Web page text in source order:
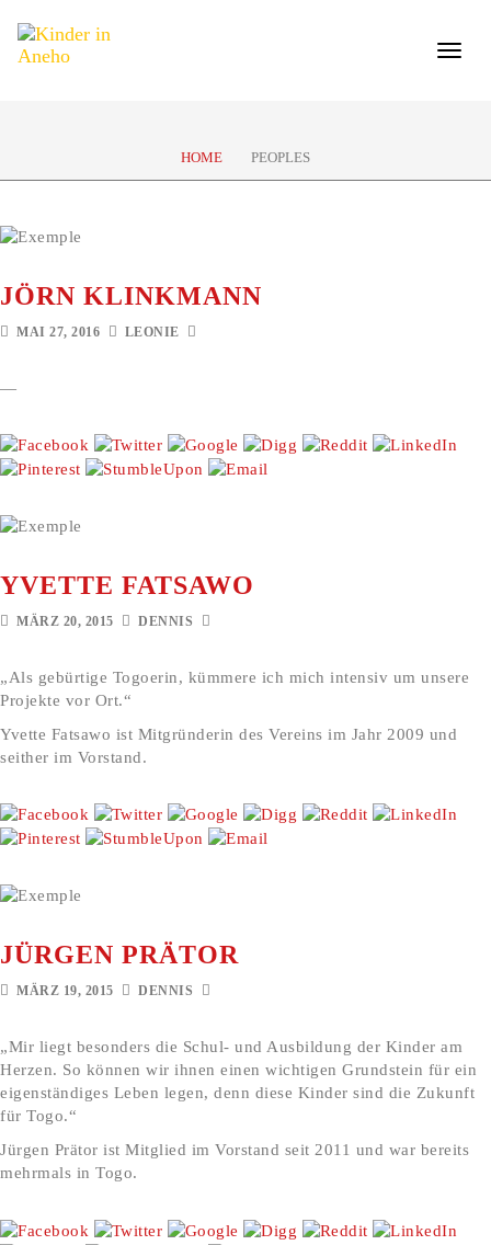
Toggle
HOME PEOPLES
JÖRN KLINKMANN
MAI 27, 2016 LEONIE
—
YVETTE FATSAWO
MÄRZ 20, 2015 DENNIS
„Als gebürtige Togoerin, kümmere ich mich intensiv um unsere
Projekte vor Ort.“
Yvette Fatsawo ist Mitgründerin des Vereins im Jahr 2009 und
seither im Vorstand.
JÜRGEN PRÄTOR
MÄRZ 19, 2015 DENNIS
„Mir liegt besonders die Schul- und Ausbildung der Kinder am
Herzen. So können wir ihnen einen wichtigen Grundstein für ein
eigenständiges Leben legen, denn diese Kinder sind die Zukunft
für Togo.“
Jürgen Prätor ist Mitglied im Vorstand seit 2011 und war bereits
mehrmals in Togo.